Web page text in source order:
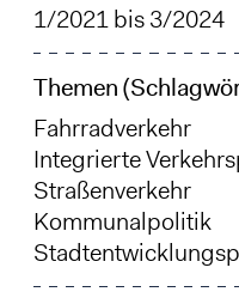
1/2021bis3/2024
Themen
Fahrradverkehr
Integrierte
Straßenverkehr
Kommunalpolitik